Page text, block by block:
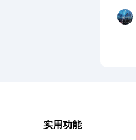
实用功能